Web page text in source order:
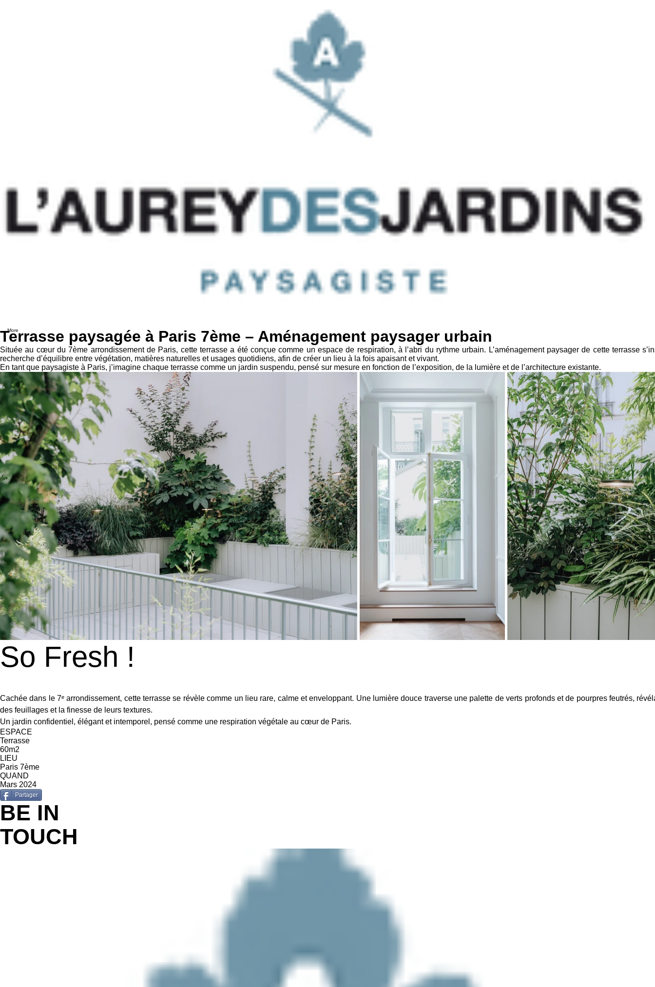
More
Terrasse paysagée à Paris 7ème – Aménagement paysager urbain
Située au cœur du 7ème arrondissement de Paris, cette terrasse a été conçue comme un espace de respiration, à l’abri du rythme urbain. L’aménagement paysager de cette terrasse
recherche d’équilibre entre végétation, matières naturelles et usages quotidiens, afin de créer un lieu à la fois apaisant et vivant.
En tant que paysagiste à Paris, j’imagine chaque terrasse comme un jardin suspendu, pensé sur mesure en fonction de l’exposition, de la lumière et de l’architecture existante.
So Fresh !
Cachée dans le 7ᵉ arrondissement, cette terrasse se révèle comme un lieu rare, calme et enveloppant. Une lumière douce traverse une palette de verts profonds et de pourpres feutrés,
des feuillages et la finesse de leurs textures.
Un jardin confidentiel, élégant et intemporel, pensé comme une respiration végétale au cœur de Paris.
ESPACE
Terrasse
60m2
LIEU
Paris 7ème
QUAND
Mars 2024
Partager
BE IN
TOUCH